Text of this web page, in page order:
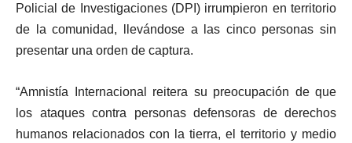
Policial de Investigaciones (DPI) irrumpieron en territorio
de la comunidad, llevándose a las cinco personas sin
presentar una orden de captura.
“Amnistía Internacional reitera su preocupación de que
los ataques contra personas defensoras de derechos
humanos relacionados con la tierra, el territorio y medio